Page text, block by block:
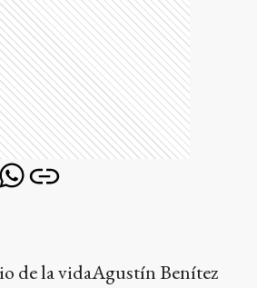
de la vidaAgustín Benítez